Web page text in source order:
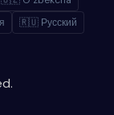
🇷🇺 Русский